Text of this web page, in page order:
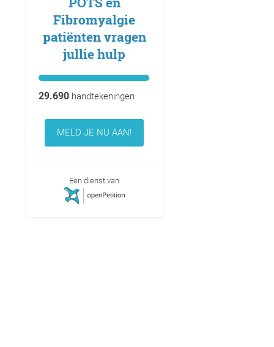
Fibromyalgie
patiënten vragen
jullie hulp
29.690handtekeningen
MELD JE NU AAN!
Een dienst van